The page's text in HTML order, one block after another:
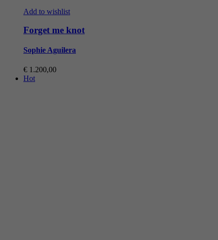
Add to wishlist
Forget me knot
Sophie Aguilera
€ 1.200,00
Hot